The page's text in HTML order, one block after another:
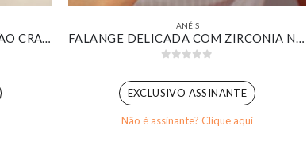
ANEL LARGO LISO COM CORAÇÃO CRAVEJADO BANHADO EM OURO 18K
ANÉIS
FALANGE DELICADA COM ZIRCÔNIA NAVETE CRISTAL E PONTOS DE LUZ BANHADO EM OURO BRANCO
EXCLUSIVO ASSINANTE
Não é assinante? Clique aqui